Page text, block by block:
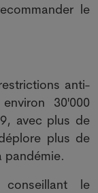
le
anti-
30'000
avec plus de
plus de
pandémie.
le